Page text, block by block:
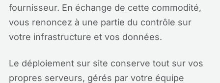
fournisseur. En échange de cette commodité,
vous renoncez à une partie du contrôle sur
votre infrastructure et vos données.
Le déploiement sur site conserve tout sur vos
propres serveurs, gérés par votre équipe